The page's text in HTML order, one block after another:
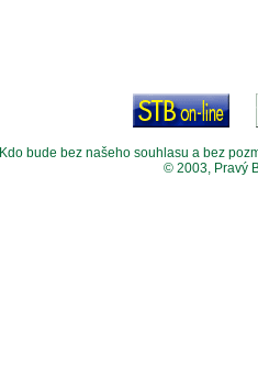
Kdo bude bez našeho souhlasu a bez
© 2003, Pravý